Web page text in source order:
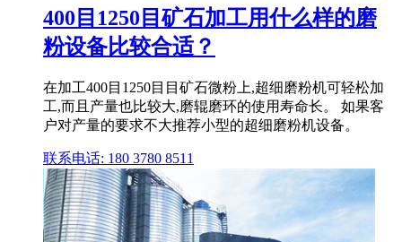
400目1250目矿石加工用什么样的磨
粉设备比较合适？
在加工400目1250目目矿石微粉上,超细磨粉机可轻松加
工,而且产量也比较大,磨辊磨环的使用寿命长。 如果客
户对产量的要求不大推荐小型的超细磨粉机设备。
联系电话: 180 3780 8511